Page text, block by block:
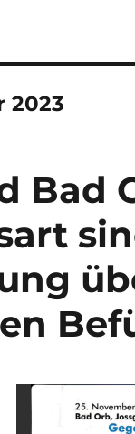
2023
Bad